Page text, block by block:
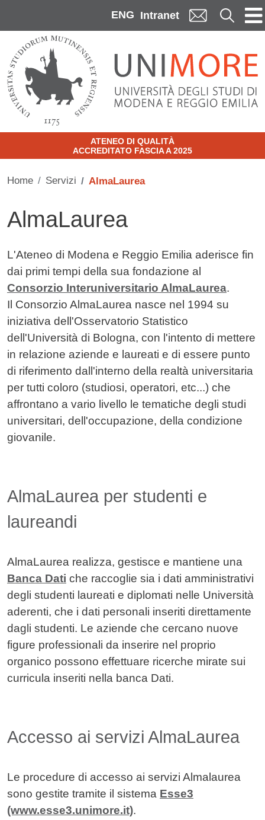
ENG Intranet Cerca
ATENEO DI QUALITÀ
ACCREDITATO FASCIA A 2025
Home Servizi AlmaLaurea
AlmaLaurea
Contenuto
L'Ateneo di Modena e Reggio Emilia aderisce fin
dai primi tempi della sua fondazione al
Consorzio Interuniversitario AlmaLaurea.
Il Consorzio AlmaLaurea nasce nel 1994 su
iniziativa dell'Osservatorio Statistico
dell'Università di Bologna, con l'intento di mettere
in relazione aziende e laureati e di essere punto
di riferimento dall'interno della realtà universitaria
per tutti coloro (studiosi, operatori, etc...) che
affrontano a vario livello le tematiche degli studi
universitari, dell'occupazione, della condizione
giovanile.
AlmaLaurea per studenti e
laureandi
AlmaLaurea realizza, gestisce e mantiene una
Banca Dati che raccoglie sia i dati amministrativi
degli studenti laureati e diplomati nelle Università
aderenti, che i dati personali inseriti direttamente
dagli studenti. Le aziende che cercano nuove
figure professionali da inserire nel proprio
organico possono effettuare ricerche mirate sui
curricula inseriti nella banca Dati.
Accesso ai servizi AlmaLaurea
Le procedure di accesso ai servizi Almalaurea
sono gestite tramite il sistema Esse3
(www.esse3.unimore.it).